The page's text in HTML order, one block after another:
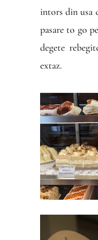
intors din usa
pasare to go
degete
extaz.